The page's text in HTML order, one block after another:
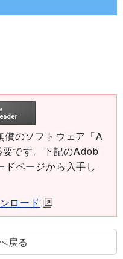
のソフトウェア「A
です。下記のAdob
ページから入手し
ロード
戻る